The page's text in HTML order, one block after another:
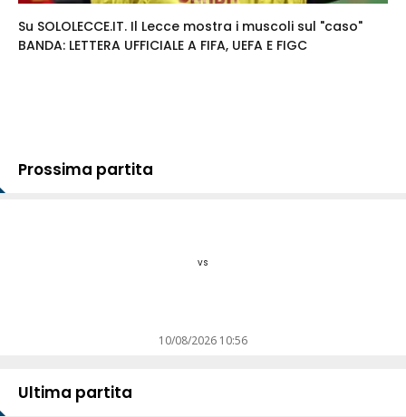
Su SOLOLECCE.IT. Il Lecce mostra i muscoli sul "caso"
BANDA: LETTERA UFFICIALE A FIFA, UEFA E FIGC
Prossima partita
vs
10/08/2026 10:56
Ultima partita